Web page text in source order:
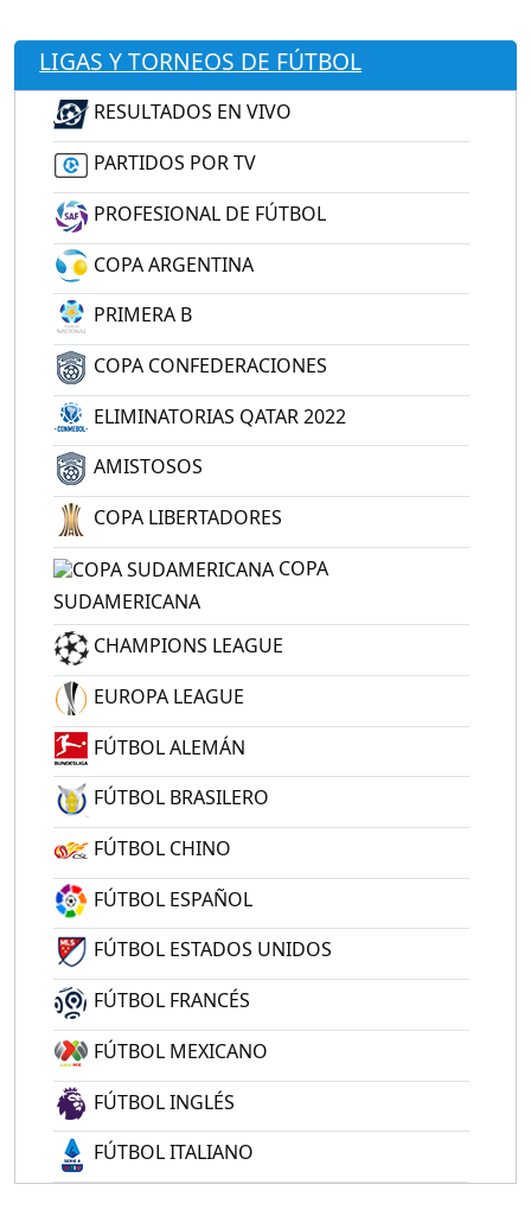
LIGAS Y TORNEOS DE FÚTBOL
RESULTADOS EN VIVO
PARTIDOS POR TV
PROFESIONAL DE FÚTBOL
COPA ARGENTINA
PRIMERA B
COPA CONFEDERACIONES
ELIMINATORIAS QATAR 2022
AMISTOSOS
COPA LIBERTADORES
COPA
SUDAMERICANA
CHAMPIONS LEAGUE
EUROPA LEAGUE
FÚTBOL ALEMÁN
FÚTBOL BRASILERO
FÚTBOL CHINO
FÚTBOL ESPAÑOL
FÚTBOL ESTADOS UNIDOS
FÚTBOL FRANCÉS
FÚTBOL MEXICANO
FÚTBOL INGLÉS
FÚTBOL ITALIANO